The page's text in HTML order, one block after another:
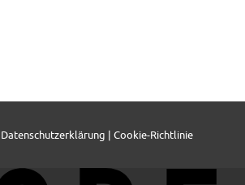
Datenschutzerklärung | Cookie-Richtlinie